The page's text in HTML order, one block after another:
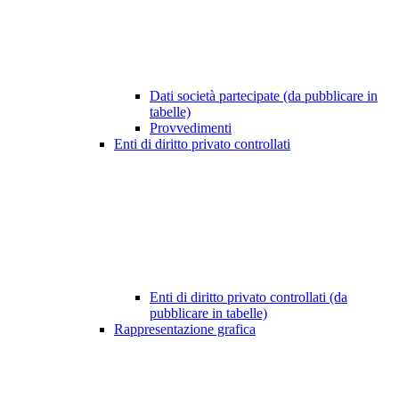
Dati società partecipate (da pubblicare in
tabelle)
Provvedimenti
Enti di diritto privato controllati
Enti di diritto privato controllati (da
pubblicare in tabelle)
Rappresentazione grafica